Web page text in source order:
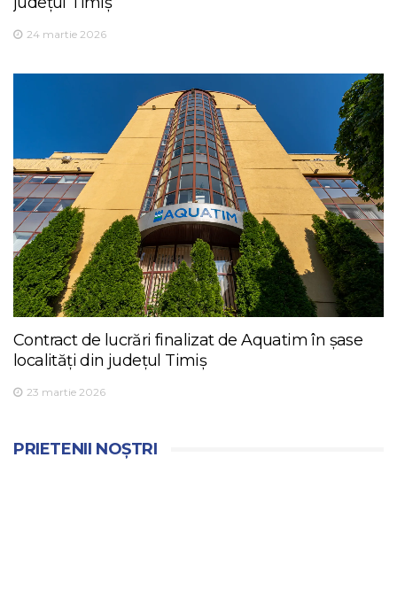
24 martie 2026
Contract de lucrări finalizat de Aquatim în șase
localități din județul Timiș
23 martie 2026
PRIETENII NOȘTRI